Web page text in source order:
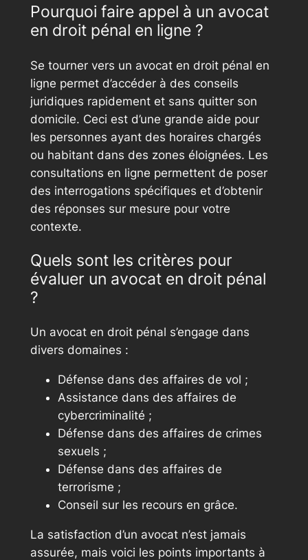
Pourquoi faire appel à un avocat
en droit pénal en ligne ?
Se tourner vers un avocat en droit pénal en
ligne permet d’accéder à des conseils
juridiques rapidement et sans quitter son
domicile. Ceci est d’une grande aide pour
les personnes ayant des horaires chargés
ou habitant dans des zones éloignées. Les
consultations en ligne permettent de poser
des interrogations spécifiques et d’obtenir
des réponses sur mesure pour votre
contexte.
Quels sont les critères pour
évaluer un avocat en droit pénal
?
Un avocat en droit pénal s’engage dans
divers domaines :
Défense dans des affaires de vol ;
Assistance dans des affaires de
cybercriminalité ;
Défense dans des affaires de crimes
sexuels ;
Défense dans des affaires de
terrorisme ;
Conseil sur les recours en grâce.
La satisfaction d’un avocat n’est jamais
assurée, mais voici les points importants à